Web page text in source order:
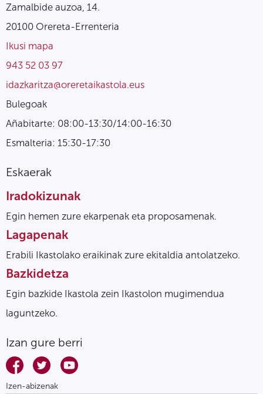
Zamalbide auzoa, 14.
20100 Orereta-Errenteria
Ikusi mapa
943 52 03 97
idazkaritza@oreretaikastola.eus
Bulegoak
Añabitarte: 08:00-13:30/14:00-16:30
Esmalteria: 15:30-17:30
Eskaerak
Iradokizunak
Egin hemen zure ekarpenak eta proposamenak.
Lagapenak
Erabili Ikastolako eraikinak zure ekitaldia antolatzeko.
Bazkidetza
Egin bazkide Ikastola zein Ikastolon mugimendua
laguntzeko.
Izan gure berri
Izen-abizenak